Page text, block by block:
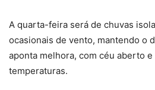
A quarta-feira será de chuvas
ocasionais de vento, mantendo o
aponta melhora, com céu aberto e
temperaturas.